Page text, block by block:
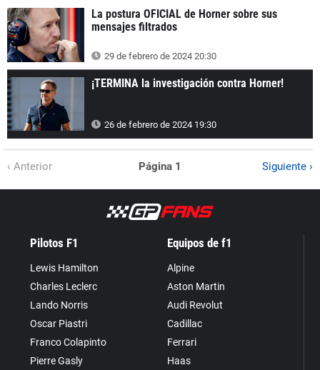
La postura OFICIAL de Horner sobre sus
mensajes filtrados
29 de febrero de 2024 20:30
¡TERMINA la investigación contra Horner!
26 de febrero de 2024 19:30
‹ Anterior Página 1 Siguiente ›
Pilotos F1
Lewis Hamilton
Charles Leclerc
Lando Norris
Oscar Piastri
Franco Colapinto
Pierre Gasly
Equipos de f1
Alpine
Aston Martin
Audi Revolut
Cadillac
Ferrari
Haas